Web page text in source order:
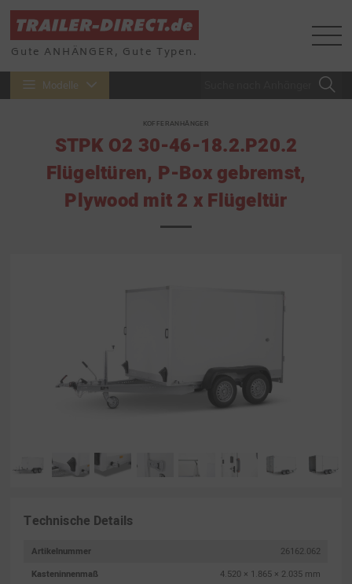
Gute ANHÄNGER, Gute Typen.
Modelle
KOFFERANHÄNGER
STPK O2 30-46-18.2.P20.2
Flügeltüren, P-Box gebremst,
Plywood mit 2 x Flügeltür
Technische Details
Artikelnummer
26162.062
Kasteninnenmaß
4.520 × 1.865 × 2.035 mm